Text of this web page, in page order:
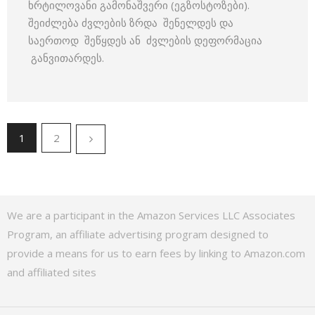
ხრტილოვანი გამონაშვერი (ეგზოსტოზები).
შეიძლება ძვლების ზრდა შენელდეს და
საერთოდ შეწყდეს ან ძვლების დეფორმაცია
განვითარდეს.
1 2
We are a participant in the Amazon Services LLC Associates
Program, an affiliate advertising program designed to
provide a means for us to earn fees by linking to Amazon.com
and affiliated sites